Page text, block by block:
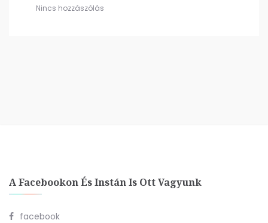
Nincs hozzászólás
A Facebookon És Instán Is Ott Vagyunk
facebook